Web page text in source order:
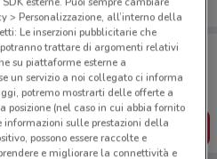
sempre con te!
offerte dei negozi vicino a te,
tua lista del risparmio, comodamente
SCARICA L’APP
> Personalizzazione, all’interno della
Le inserzioni pubblicitarie che
trattare di argomenti relativi
su piattaforme esterne a
un servizio a noi collegato ci informa
potremo mostrarti delle offerte a
(nel caso in cui abbia fornito
sulle prestazioni della
possono essere raccolte e
e migliorare la connettività e